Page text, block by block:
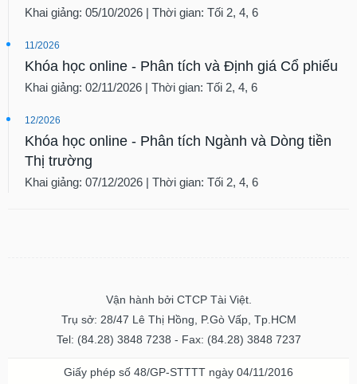
Khai giảng: 05/10/2026 | Thời gian: Tối 2, 4, 6
11/2026
Khóa học online - Phân tích và Định giá Cổ phiếu
Khai giảng: 02/11/2026 | Thời gian: Tối 2, 4, 6
12/2026
Khóa học online - Phân tích Ngành và Dòng tiền
Thị trường
Khai giảng: 07/12/2026 | Thời gian: Tối 2, 4, 6
Vận hành bởi CTCP Tài Việt.
Trụ sở: 28/47 Lê Thị Hồng, P.Gò Vấp, Tp.HCM
Tel: (84.28) 3848 7238 - Fax: (84.28) 3848 7237
Giấy phép số 48/GP-STTTT ngày 04/11/2016